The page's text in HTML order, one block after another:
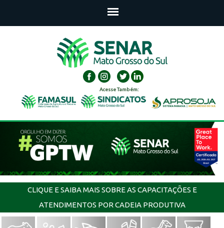
Acesse Também:
CLIQUE E SAIBA MAIS SOBRE AS CAPACITAÇÕES E
ATENDIMENTOS POR CADEIA PRODUTIVA